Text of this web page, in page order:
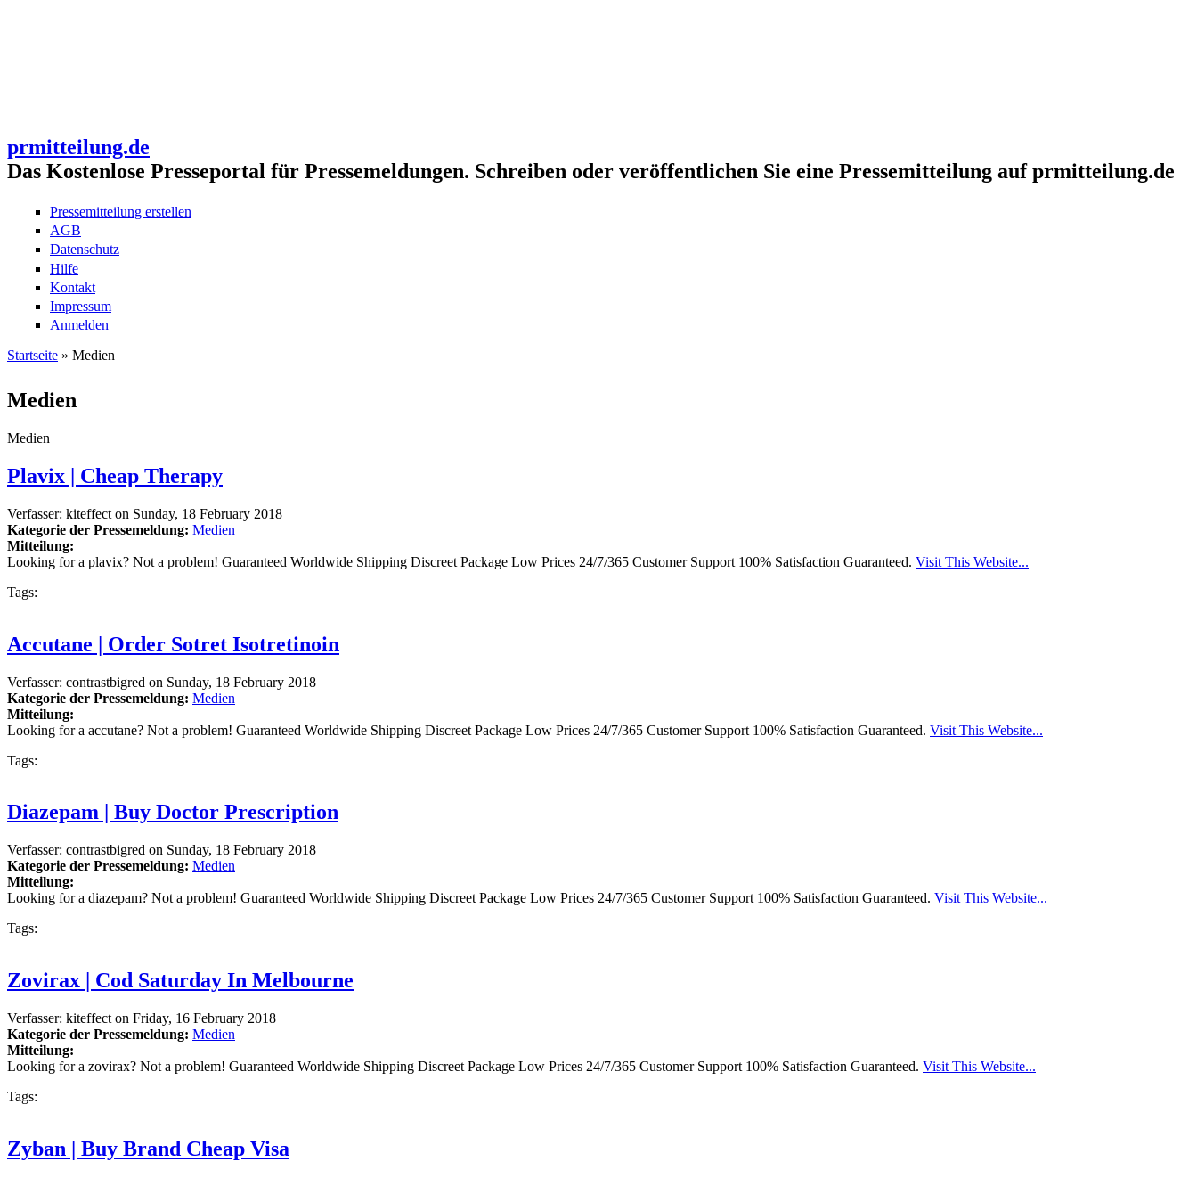
prmitteilung.de
Das Kostenlose Presseportal für Pressemeldungen. Schreiben oder veröffentlichen Sie eine Pressemitteilung auf prmitteilung.de
Pressemitteilung erstellen
AGB
Datenschutz
Hilfe
Kontakt
Impressum
Anmelden
Startseite » Medien
Medien
Medien
Plavix | Cheap Therapy
Verfasser: kiteffect on Sunday, 18 February 2018
Kategorie der Pressemeldung: Medien
Mitteilung:
Looking for a plavix? Not a problem! Guaranteed Worldwide Shipping Discreet Package Low Prices 24/7/365 Customer Support 100% Satisfaction Guaranteed. Visit This Website...
Tags:
Accutane | Order Sotret Isotretinoin
Verfasser: contrastbigred on Sunday, 18 February 2018
Kategorie der Pressemeldung: Medien
Mitteilung:
Looking for a accutane? Not a problem! Guaranteed Worldwide Shipping Discreet Package Low Prices 24/7/365 Customer Support 100% Satisfaction Guaranteed. Visit This Website...
Tags:
Diazepam | Buy Doctor Prescription
Verfasser: contrastbigred on Sunday, 18 February 2018
Kategorie der Pressemeldung: Medien
Mitteilung:
Looking for a diazepam? Not a problem! Guaranteed Worldwide Shipping Discreet Package Low Prices 24/7/365 Customer Support 100% Satisfaction Guaranteed. Visit This Website...
Tags:
Zovirax | Cod Saturday In Melbourne
Verfasser: kiteffect on Friday, 16 February 2018
Kategorie der Pressemeldung: Medien
Mitteilung:
Looking for a zovirax? Not a problem! Guaranteed Worldwide Shipping Discreet Package Low Prices 24/7/365 Customer Support 100% Satisfaction Guaranteed. Visit This Website...
Tags:
Zyban | Buy Brand Cheap Visa